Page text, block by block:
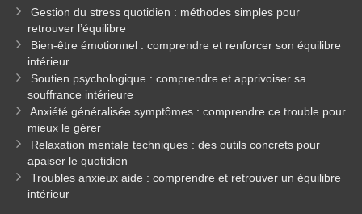
Gestion du stress quotidien : méthodes simples pour
retrouver l’équilibre
Bien-être émotionnel : comprendre et renforcer son équilibre
intérieur
Soutien psychologique : comprendre et apprivoiser sa
souffrance intérieure
Anxiété généralisée symptômes : comprendre ce trouble pour
mieux le gérer
Relaxation mentale techniques : des outils concrets pour
apaiser le quotidien
Troubles anxieux aide : comprendre et retrouver un équilibre
intérieur